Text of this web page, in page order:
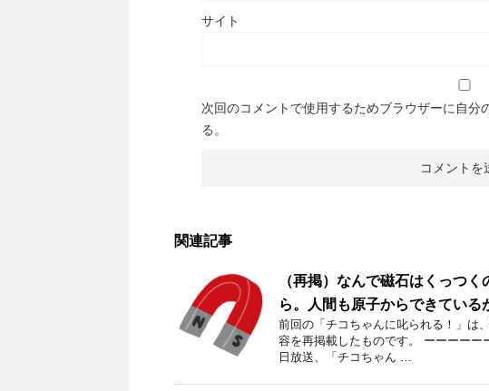
サイト
次回のコメントで使用するためブラウザーに自分
る。
関連記事
（再掲）なんで磁石はくっつ
ら。人間も原子からできている
前回の「チコちゃんに叱られる！」​は
容を再掲載したものです。 ーーーーー
日放送、「チコちゃん …